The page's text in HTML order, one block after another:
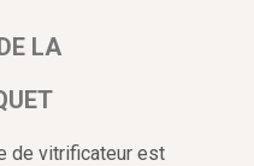
LA
de vitrificateur est